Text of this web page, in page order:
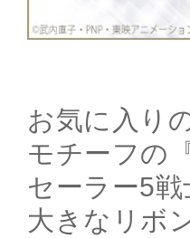
お気に入り
モチーフの
セーラー5
大きなリボ